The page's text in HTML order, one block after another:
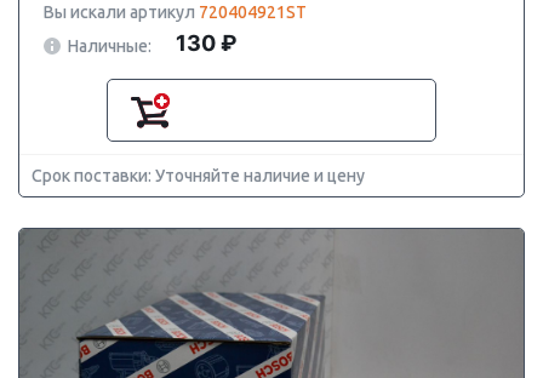
Вы искали артикул 720404921ST
Наличные:
130 ₽
Срок поставки: Уточняйте наличие и цену